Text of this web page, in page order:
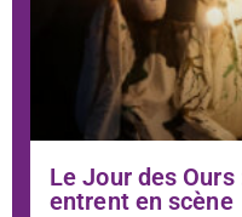
Le Jour des
entrent en scène